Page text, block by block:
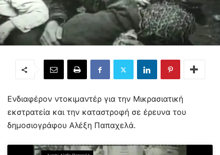
Ενδιαφέρον ντοκιμαντέρ για την Μικρασιατική
εκστρατεία και την καταστροφή σε έρευνα του
δημοσιογράφου Αλέξη Παπαχελά.